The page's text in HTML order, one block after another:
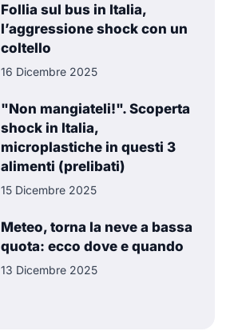
Follia sul bus in Italia,
l’aggressione shock con un
coltello
16 Dicembre 2025
"Non mangiateli!". Scoperta
shock in Italia,
microplastiche in questi 3
alimenti (prelibati)
15 Dicembre 2025
Meteo, torna la neve a bassa
quota: ecco dove e quando
13 Dicembre 2025